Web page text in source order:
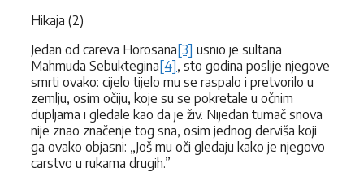
Hikaja (2)
Jedan od careva Horosana[3] usnio je sultana
Mahmuda Sebuktegina[4], sto godina poslije njegove
smrti ovako: cijelo tijelo mu se raspalo i pretvorilo u
zemlju, osim očiju, koje su se pokretale u očnim
dupljama i gledale kao da je živ. Nijedan tumač snova
nije znao značenje tog sna, osim jednog derviša koji
ga ovako objasni: „Još mu oči gledaju kako je njegovo
carstvo u rukama drugih.”